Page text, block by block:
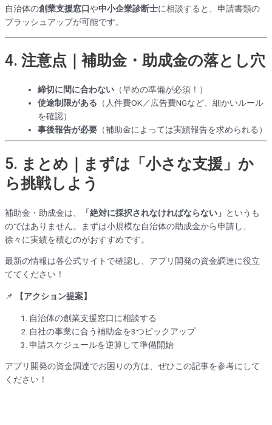
自治体の創業支援窓口や中小企業診断士に相談すると、申請書類の
ブラッシュアップが可能です。
4. 注意点｜補助金・助成金の落とし穴
締切に間に合わない（早めの準備が必須！）
使途制限がある （人件費OK／広告費NGなど、細かいルール
を確認）
事後報告が必要（補助金によっては実績報告を求められる）
5. まとめ｜まずは「小さな支援」か
ら挑戦しよう
補助金・助成金は、 「絶対に採択されなければならない」 というも
のではありません。まずは小規模な自治体の助成金から申請し、
徐々に実績を積むのがおすすめです。
最新の情報は各公式サイトで確認し、アプリ開発の資金調達に役立
ててください！
📌 【アクション提案】
自治体の創業支援窓口に相談する
自社の事業に合う補助金を3つピックアップ
申請スケジュールを逆算して準備開始
アプリ開発の資金調達でお困りの方は、ぜひこの記事を参考にして
ください！